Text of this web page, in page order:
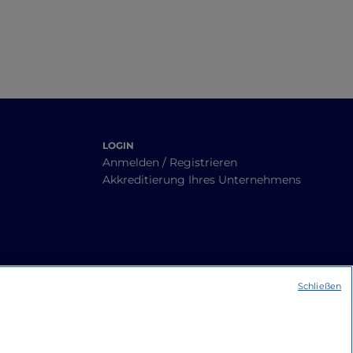
LOGIN
Anmelden / Registrieren
Akkreditierung Ihres Unternehmens
Schließen